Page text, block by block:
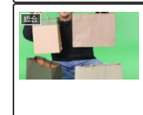
総合